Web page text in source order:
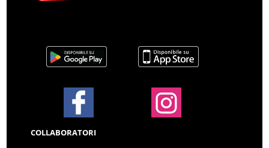
COLLABORATORI